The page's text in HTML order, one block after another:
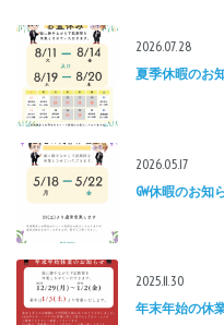
2026.07.28
夏季休暇のお
2026.05.17
GW休暇のお知
2025.11.30
年末年始の休